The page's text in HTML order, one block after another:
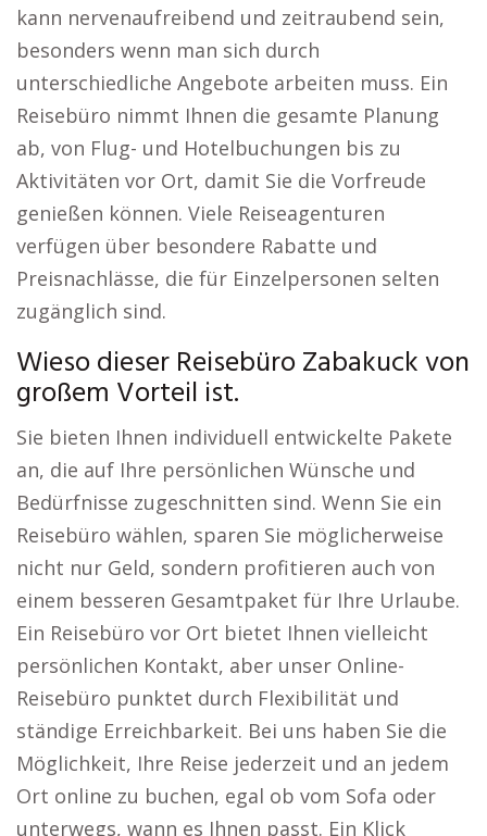
kann nervenaufreibend und zeitraubend sein,
besonders wenn man sich durch
unterschiedliche Angebote arbeiten muss. Ein
Reisebüro nimmt Ihnen die gesamte Planung
ab, von Flug- und Hotelbuchungen bis zu
Aktivitäten vor Ort, damit Sie die Vorfreude
genießen können. Viele Reiseagenturen
verfügen über besondere Rabatte und
Preisnachlässe, die für Einzelpersonen selten
zugänglich sind.
Wieso dieser Reisebüro Zabakuck von
großem Vorteil ist.
Sie bieten Ihnen individuell entwickelte Pakete
an, die auf Ihre persönlichen Wünsche und
Bedürfnisse zugeschnitten sind. Wenn Sie ein
Reisebüro wählen, sparen Sie möglicherweise
nicht nur Geld, sondern profitieren auch von
einem besseren Gesamtpaket für Ihre Urlaube.
Ein Reisebüro vor Ort bietet Ihnen vielleicht
persönlichen Kontakt, aber unser Online-
Reisebüro punktet durch Flexibilität und
ständige Erreichbarkeit. Bei uns haben Sie die
Möglichkeit, Ihre Reise jederzeit und an jedem
Ort online zu buchen, egal ob vom Sofa oder
unterwegs, wann es Ihnen passt. Ein Klick